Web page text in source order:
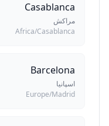
Casablanca
مراکش
Africa/Casablanca
Barcelona
اسپانیا
Europe/Madrid